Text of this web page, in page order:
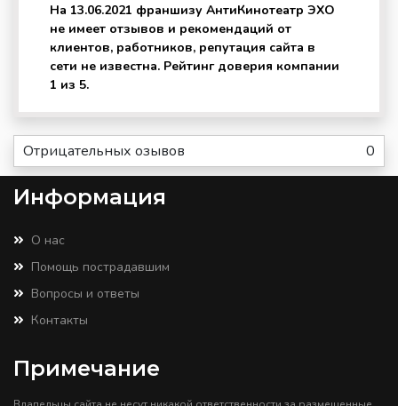
На 13.06.2021 франшизу АнтиКинотеатр ЭХО
не имеет отзывов и рекомендаций от
клиентов, работников, репутация сайта в
сети не известна. Рейтинг доверия компании
1 из 5.
Отрицательных озывов 0
Информация
О нас
Помощь пострадавшим
Вопросы и ответы
Контакты
Примечание